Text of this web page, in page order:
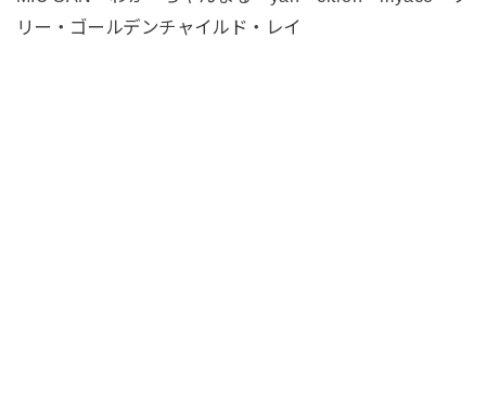
リー・ゴールデンチャイルド・レイ